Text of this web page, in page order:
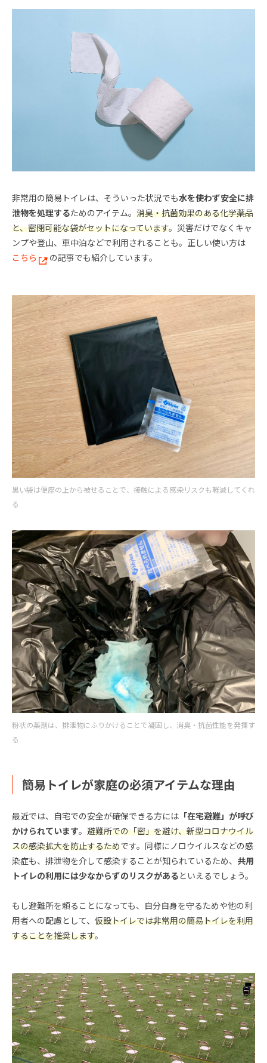
非常用の簡易トイレは、そういった状況でも水を使わず安全に排
泄物を処理するためのアイテム。 消臭・抗菌効果のある化学薬品
と、密閉可能な袋がセットになっています。災害だけでなくキャ
ンプや登山、車中泊などで利用されることも。正しい使い方は
こちら
の記事でも紹介しています。
黒い袋は便座の上から被せることで、接触による感染リスクも軽減してくれ
る
粉状の薬剤は、排泄物にふりかけることで凝固し、消臭・抗菌性能を発揮す
る
簡易トイレが家庭の必須アイテムな理由
最近では、自宅での安全が確保できる方には 「在宅避難」が呼び
かけられています。 避難所での「密」を避け、新型コロナウイル
スの感染拡大を防止するためです。同様にノロウイルスなどの感
染症も、排泄物を介して感染することが知られているため、 共用
トイレの利用には少なからずのリスクがある といえるでしょう。
もし避難所を頼ることになっても、自分自身を守るためや他の利
用者への配慮として、 仮設トイレでは非常用の簡易トイレを利用
することを推奨します。